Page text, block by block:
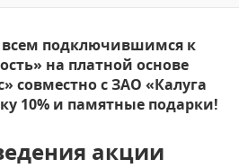
всем подключившимся к
на платной основе
совместно с ЗАО «Калуга
10% и памятные подарки!
акции